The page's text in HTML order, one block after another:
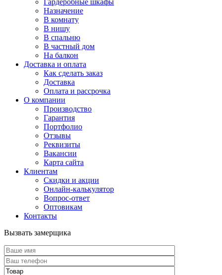
Гардеробные шкафы
Назначение
В комнату
В нишу
В спальню
В частный дом
На балкон
Доставка и оплата
Как сделать заказ
Доставка
Оплата и рассрочка
О компании
Производство
Гарантия
Портфолио
Отзывы
Реквизиты
Вакансии
Карта сайта
Клиентам
Скидки и акции
Онлайн-калькулятор
Вопрос-ответ
Оптовикам
Контакты
Вызвать замерщика